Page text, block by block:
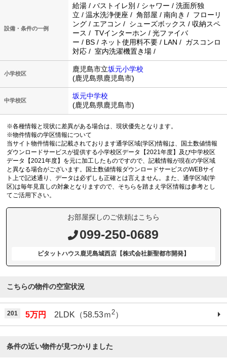
設備・条件の一例
給湯 / バストイレ別 / シャワー / 洗面所独
立 / 温水洗浄便座 / 角部屋 / 南向き / フローリ
ング / エアコン / シューズボックス / 収納スペ
ース / TVインターホン / 光ファイバ
ー / BS / ネット使用料不要 / LAN / ガスコンロ
対応 / 室内洗濯機置き場 /
小学校区
鹿児島市立坂元小学校
(鹿児島県鹿児島市)
中学校区
坂元中学校
(鹿児島県鹿児島市)
※各種情報と現状に差異がある場合は、現状優先となります。
※物件情報の学区情報について
当サイト物件情報に記載されております通学区域(学区)情報は、国土数値情報
ダウンロードサービスが提供する小学校区データ【2021年度】及び中学校区
データ【2021年度】を元に加工したものですので、記載情報が現在の学区域
と異なる場合がございます。国土数値情報ダウンロードサービスのWEBサイ
ト上で記述通り、データは必ずしも正確とは言えません。また、通学区域(学
区)は毎年見直しの対象となりますので、そちらを踏まえ学区情報は参考とし
てご活用下さい。
お部屋探しのご依頼はこちら
099-250-0689
ピタットハウス鹿児島城西店【株式会社新聖都市開発】
こちらの物件の空室状況
201 5万円 2LDK（58.53ｍ2）
条件の近い物件が見つかりました